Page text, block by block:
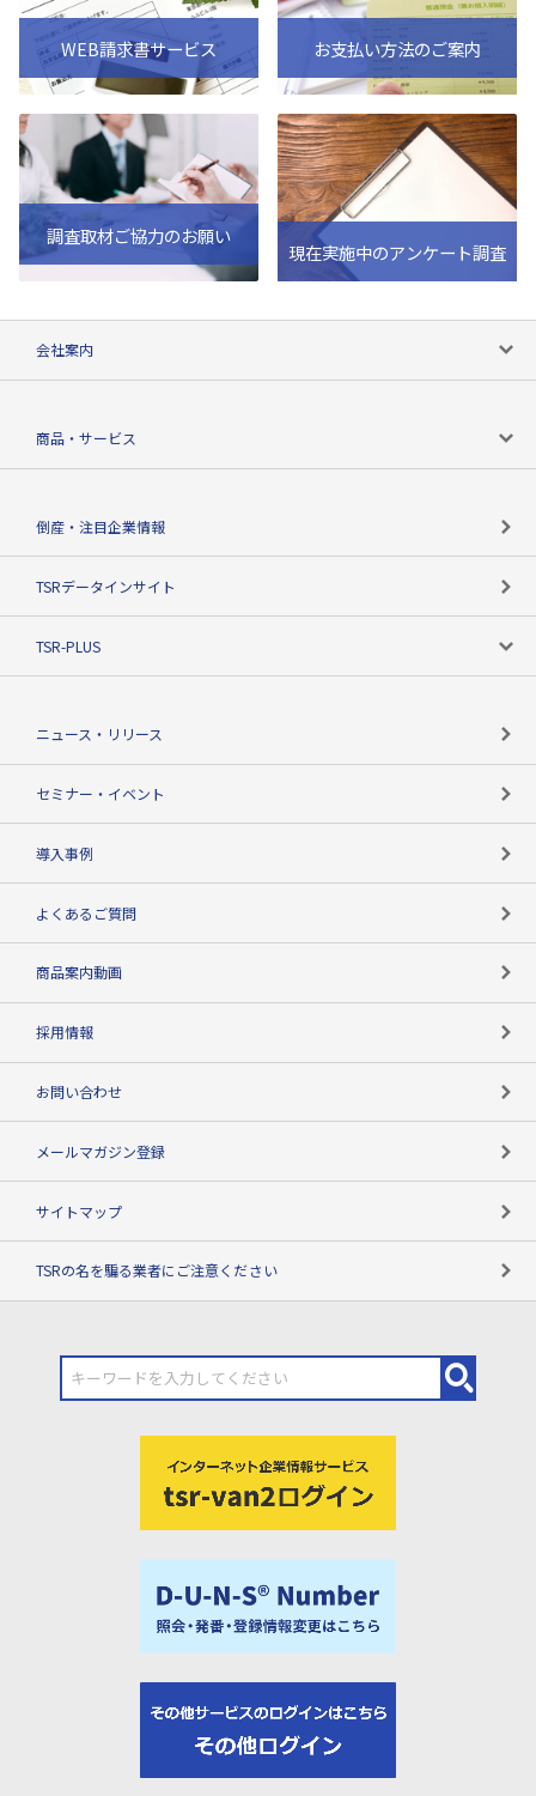
WEB請求書サービス お支払い方法のご案内
調査取材ご協力のお願い
現在実施中のアンケート調査
会社案内
商品・サービス
倒産・注目企業情報
TSRデータインサイト
TSR-PLUS
ニュース・リリース
セミナー・イベント
導入事例
よくあるご質問
商品案内動画
採用情報
お問い合わせ
メールマガジン登録
サイトマップ
TSRの名を騙る業者にご注意ください